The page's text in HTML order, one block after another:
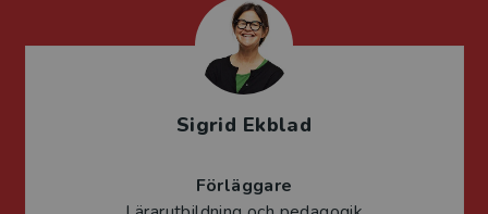
Sigrid Ekblad
Förläggare